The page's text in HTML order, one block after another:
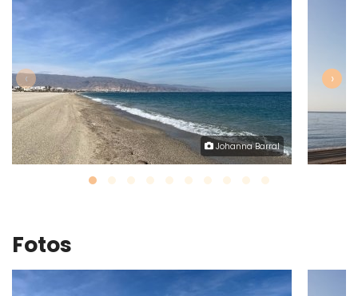
Johanna Barral
‹ ›
Fotos